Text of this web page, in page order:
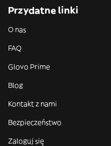
Przydatne linki
O nas
FAQ
Glovo Prime
Blog
Kontakt z nami
Bezpieczeństwo
Zaloguj się